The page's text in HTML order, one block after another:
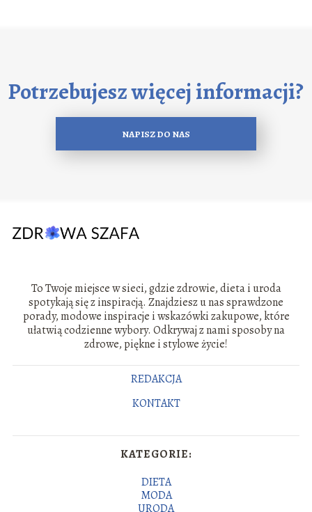
Potrzebujesz więcej informacji?
NAPISZ DO NAS
To Twoje miejsce w sieci, gdzie zdrowie, dieta i uroda
spotykają się z inspiracją. Znajdziesz u nas sprawdzone
porady, modowe inspiracje i wskazówki zakupowe, które
ułatwią codzienne wybory. Odkrywaj z nami sposoby na
zdrowe, piękne i stylowe życie!
REDAKCJA
KONTAKT
KATEGORIE:
DIETA
MODA
URODA